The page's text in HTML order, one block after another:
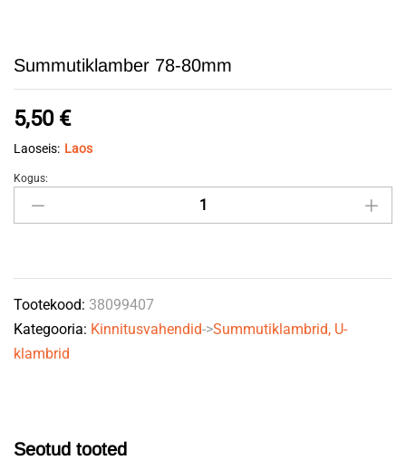
Summutiklamber 78-80mm
5,50 €
Laoseis: Laos
Summutiklamber
78-
Kogus:
Tootekood: 38099407
Kategooria: Kinnitusvahendid->Summutiklambrid, U-
klambrid
Seotud tooted